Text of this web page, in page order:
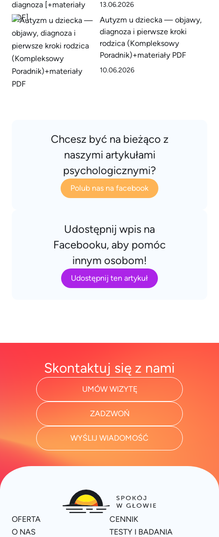
13.06.2026
Autyzm u dziecka — objawy,
diagnoza i pierwsze kroki
rodzica (Kompleksowy
Poradnik)+materiały PDF
10.06.2026
Chcesz być na bieżąco z
naszymi artykułami
psychologicznymi?
Polub nas na facebook
Udostępnij wpis na
Facebooku, aby pomóc
innym osobom!
Udostępnij ten artykuł
Skontaktuj się z nami
UMÓW WIZYTĘ
ZADZWOŃ
WYŚLIJ WIADOMOŚĆ
OFERTA
CENNIK
O NAS
TESTY I BADANIA